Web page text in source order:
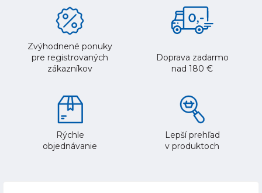
Zvýhodnené ponuky
pre registrovaných
zákazníkov
Doprava zadarmo
nad 180 €
Rýchle
objednávanie
Lepší prehľad
v produktoch